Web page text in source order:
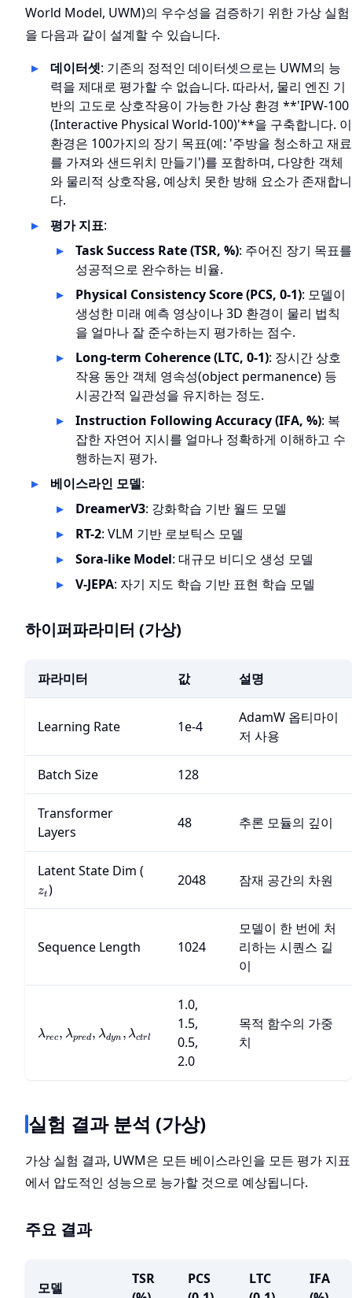
World Model, UWM)의 우수성을 검증하기 위한 가상 실험
을 다음과 같이 설계할 수 있습니다.
데이터셋: 기존의 정적인 데이터셋으로는 UWM의 능
력을 제대로 평가할 수 없습니다. 따라서, 물리 엔진 기
반의 고도로 상호작용이 가능한 가상 환경 **'IPW-100
(Interactive Physical World-100)'**을 구축합니다. 이
환경은 100가지의 장기 목표(예: '주방을 청소하고 재료
를 가져와 샌드위치 만들기')를 포함하며, 다양한 객체
와 물리적 상호작용, 예상치 못한 방해 요소가 존재합니
다.
평가 지표:
Task Success Rate (TSR, %): 주어진 장기 목표를
성공적으로 완수하는 비율.
Physical Consistency Score (PCS, 0-1): 모델이
생성한 미래 예측 영상이나 3D 환경이 물리 법칙
을 얼마나 잘 준수하는지 평가하는 점수.
Long-term Coherence (LTC, 0-1): 장시간 상호
작용 동안 객체 영속성(object permanence) 등
시공간적 일관성을 유지하는 정도.
Instruction Following Accuracy (IFA, %): 복
잡한 자연어 지시를 얼마나 정확하게 이해하고 수
행하는지 평가.
베이스라인 모델:
DreamerV3: 강화학습 기반 월드 모델
RT-2: VLM 기반 로보틱스 모델
Sora-like Model: 대규모 비디오 생성 모델
V-JEPA: 자기 지도 학습 기반 표현 학습 모델
하이퍼파라미터 (가상)
파라미터 값 설명
Learning Rate 1e-4
AdamW 옵티마이
저 사용
Batch Size 128
Transformer
Layers
48 추론 모듈의 깊이
Latent State Dim (
zt)
2048 잠재 공간의 차원
Sequence Length 1024
모델이 한 번에 처
리하는 시퀀스 길
이
\lambda_{rec},
\lambda_{pred},
λrec, λpred, λdyn , λctrl
1.0,
1.5,
0.5,
2.0
목적 함수의 가중
치
실험 결과 분석 (가상)
가상 실험 결과, UWM은 모든 베이스라인을 모든 평가 지표
에서 압도적인 성능으로 능가할 것으로 예상됩니다.
주요 결과
모델
TSR
PCS
LTC
IFA